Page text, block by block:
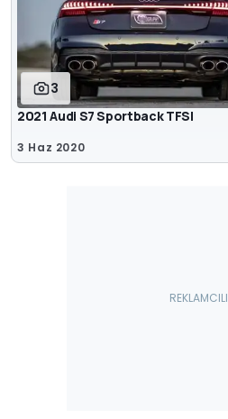
3
2021 Audi S7 Sportback TFSI
3 Haz 2020